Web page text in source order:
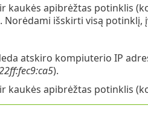
kaukės apibrėžtas potinklis
Norėdami išskirti visą potinklį,
atskiro kompiuterio IP
).
ir kaukės apibrėžtas potinklis